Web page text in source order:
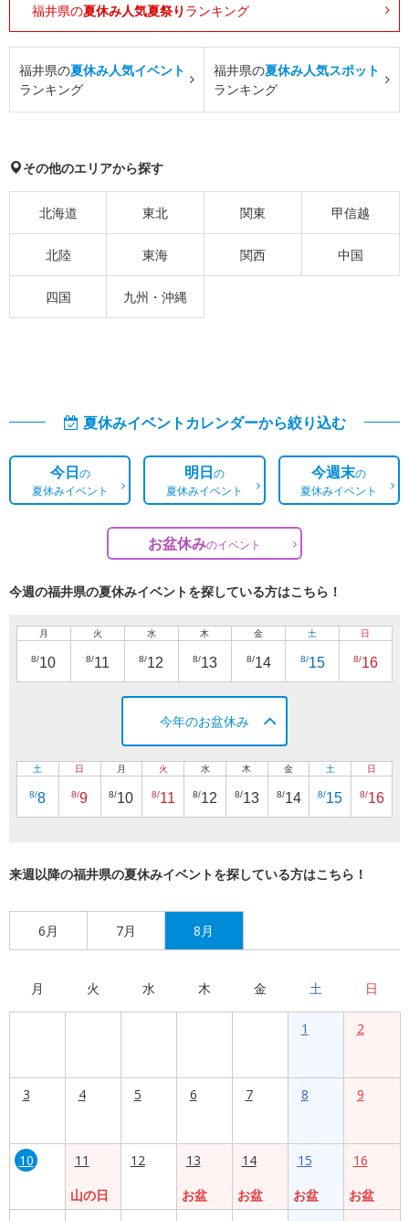
福井県の夏休み人気夏祭り ランキング
福井県の夏休み人気イベント
ランキング
福井県の夏休み人気スポット
ランキング
その他のエリアから探す
北海道 東北 関東 甲信越
北陸 東海 関西 中国
四国 九州・沖縄
夏休みイベントカレンダーから絞り込む
今日の
夏休みイベント
明日の
夏休みイベント
今週末の
夏休みイベント
お盆休みのイベント
今週の福井県の夏休みイベントを探している方はこちら！
月
8/10
火
8/11
水
8/12
木
8/13
金
8/14
土
8/15
日
8/16
今年のお盆休み
土
8/8
日
8/9
月
8/10
火
8/11
水
8/12
木
8/13
金
8/14
土
8/15
日
8/16
来週以降の福井県の夏休みイベントを探している方はこちら！
6月 7月 8月
月 火 水 木 金 土 日
1 2
3 4 5 6 7 8 9
10
11
山の日
12
13
お盆
14
お盆
15
お盆
16
お盆